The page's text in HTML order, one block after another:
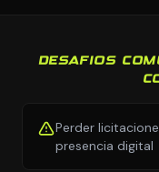
DESAFIOS
Perder
presencia digital